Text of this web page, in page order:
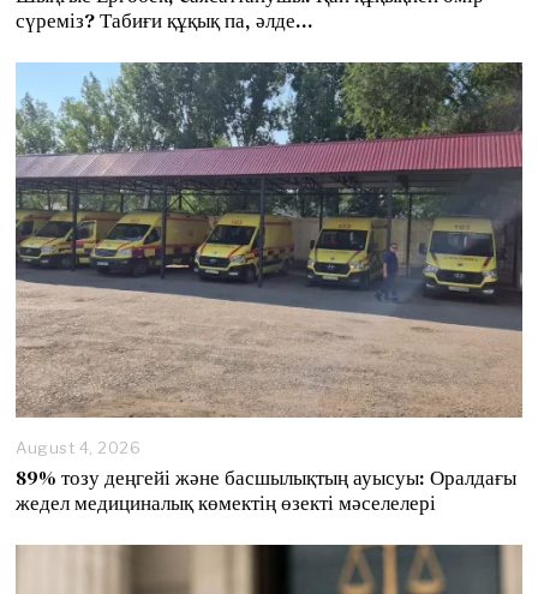
g
u
t
8
,
2
0
2
6
сүреміз? Табиғи құқық па, әлде…
August 4, 2026
89% тозу деңгейі және басшылықтың ауысуы: Оралдағы
жедел медициналық көмектің өзекті мәселелері